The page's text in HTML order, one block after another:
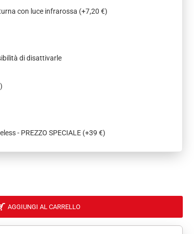
con luce infrarossa (+7,20 €)
di disattivarle
- PREZZO SPECIALE (+39 €)
AGGIUNGI AL CARRELLO